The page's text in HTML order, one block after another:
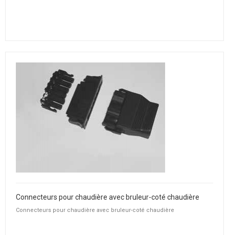
Connecteurs pour chaudière avec bruleur-coté chaudière
Connecteurs pour chaudière avec bruleur-coté chaudière